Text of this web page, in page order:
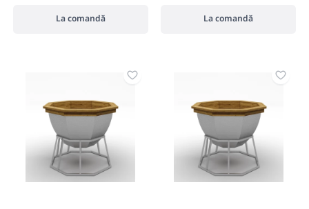
La comandă La comandă